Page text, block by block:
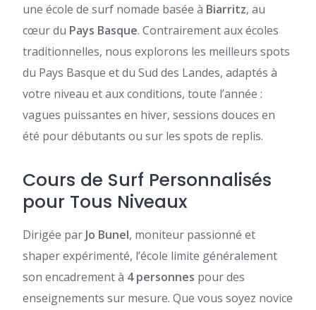
une école de surf nomade basée à Biarritz, au
cœur du Pays Basque. Contrairement aux écoles
traditionnelles, nous explorons les meilleurs spots
du Pays Basque et du Sud des Landes, adaptés à
votre niveau et aux conditions, toute l’année :
vagues puissantes en hiver, sessions douces en
été pour débutants ou sur les spots de replis.
Cours de Surf Personnalisés
pour Tous Niveaux
Dirigée par Jo Bunel, moniteur passionné et
shaper expérimenté, l’école limite généralement
son encadrement à 4 personnes pour des
enseignements sur mesure. Que vous soyez novice